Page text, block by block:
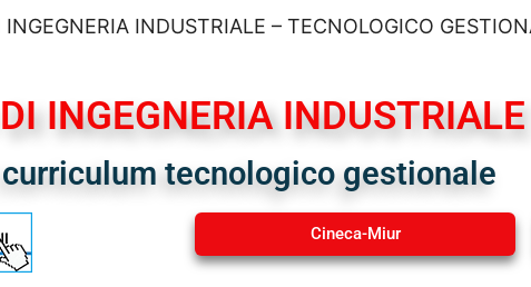
INGEGNERIA INDUSTRIALE – TECNOLOGICO
INGEGNERIA
curriculum tecnologico gestionale
Cineca-Miur